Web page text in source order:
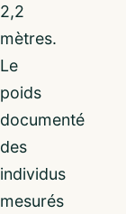
2,2
mètres.
Le
poids
documenté
des
individus
mesurés